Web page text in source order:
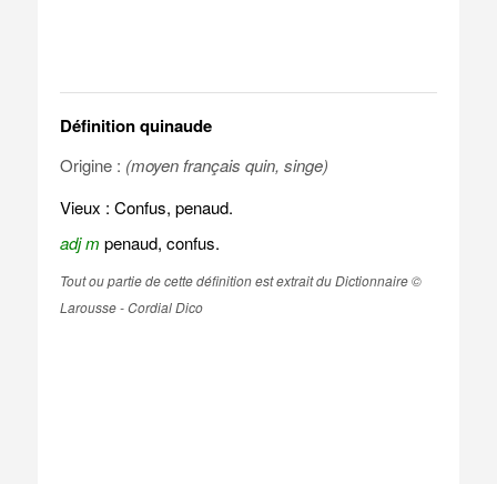
Définition quinaude
Origine : (moyen français quin, singe)
Vieux : Confus, penaud.
adj m penaud, confus.
Tout ou partie de cette définition est extrait du Dictionnaire ©
Larousse - Cordial Dico